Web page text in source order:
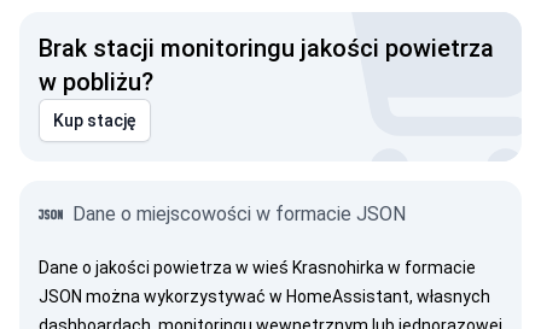
Brak stacji monitoringu jakości powietrza
w pobliżu?
Kup stację
Dane o miejscowości w formacie JSON
Dane o jakości powietrza w wieś Krasnohirka w formacie
JSON można wykorzystywać w HomeAssistant, własnych